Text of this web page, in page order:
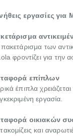
εργασίες για
των
φροντίζει για την
επίπλων
έπιπλα
εργασία.
οικιακών
και